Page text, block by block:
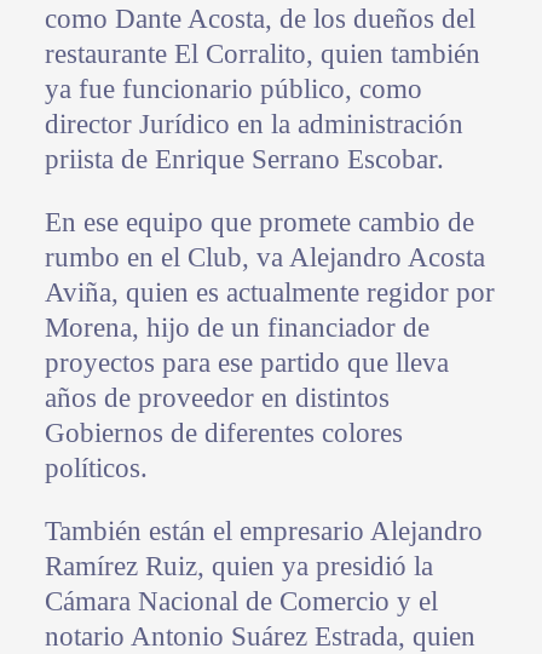
como Dante Acosta, de los dueños del
restaurante El Corralito, quien también
ya fue funcionario público, como
director Jurídico en la administración
priista de Enrique Serrano Escobar.
En ese equipo que promete cambio de
rumbo en el Club, va Alejandro Acosta
Aviña, quien es actualmente regidor por
Morena, hijo de un financiador de
proyectos para ese partido que lleva
años de proveedor en distintos
Gobiernos de diferentes colores
políticos.
También están el empresario Alejandro
Ramírez Ruiz, quien ya presidió la
Cámara Nacional de Comercio y el
notario Antonio Suárez Estrada, quien